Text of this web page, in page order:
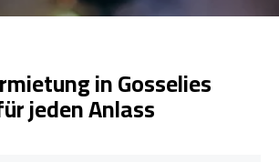
in Gosselies
jeden Anlass